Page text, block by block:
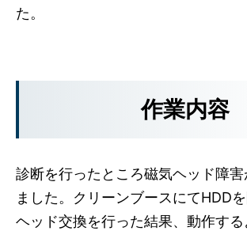
た。
作業内容
診断を行ったところ磁気ヘッド障
ました。クリーンブースにてHDD
ヘッド交換を行った結果、動作す